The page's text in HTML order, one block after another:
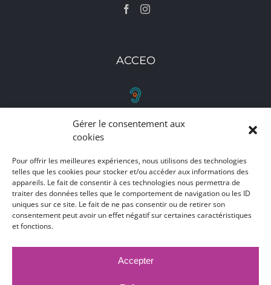
Gérer le consentement aux
cookies
Pour offrir les meilleures expériences, nous utilisons des technologies
telles que les cookies pour stocker et/ou accéder aux informations des
appareils. Le fait de consentir à ces technologies nous permettra de
traiter des données telles que le comportement de navigation ou les ID
uniques sur ce site. Le fait de ne pas consentir ou de retirer son
consentement peut avoir un effet négatif sur certaines caractéristiques
et fonctions.
Accepter
ACCEO
RETROUVEZ-NOUS
Toutes nos adresses, coordonnées et horaires
d'ouverture
CLIQUEZ ICI